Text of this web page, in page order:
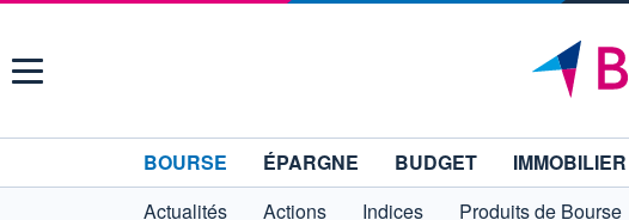
Menu
BOURSE ÉPARGNE BUDGET IMMOBILIER
Actualités
Actions Indices Produits de Bourse